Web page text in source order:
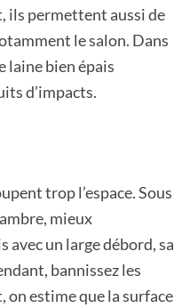
ils permettent aussi de
le salon. Dans
laine bien épais
d’impacts.
trop l’espace. Sous
mieux
avec un large débord, sa
bannissez les
on estime que la surface